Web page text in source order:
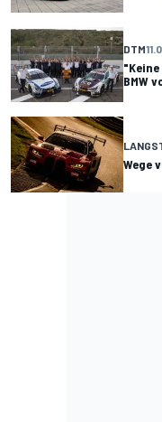
DTM
BMW
Wege